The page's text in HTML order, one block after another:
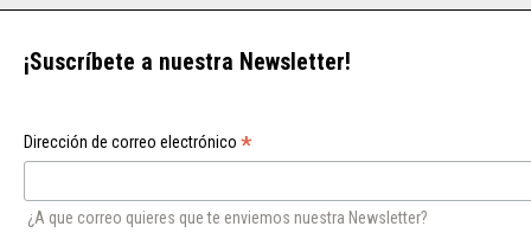
¡Suscríbete a nuestra Newsletter!
Dirección de correo electrónico *
¿A que correo quieres que te enviemos nuestra Newsletter?